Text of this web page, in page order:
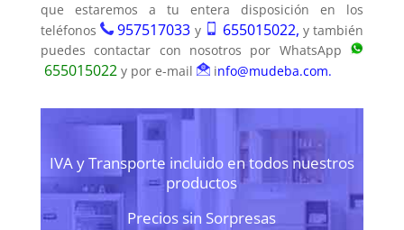
que estaremos a tu entera disposición en los
teléfonos
957517033 y 655015022, y también
puedes contactar con nosotros por WhatsApp
655015022 y por e-mail info@mudeba.com.
IVA y Transporte incluido en todos nuestros
productos
Precios sin Sorpresas